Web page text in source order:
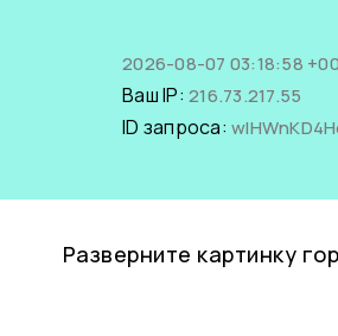
2026-08-07 03:18:58
Ваш IP: 216.73.217.55
ID запроса:
Разверните картинку